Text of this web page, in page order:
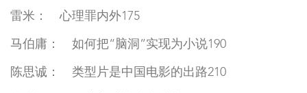
雷米： 心理罪内外175
马伯庸： 如何把“脑洞”实现为小说190
陈思诚： 类型片是中国电影的出路210